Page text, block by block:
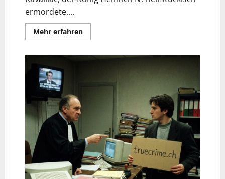
ermordete....
Mehr erfahren